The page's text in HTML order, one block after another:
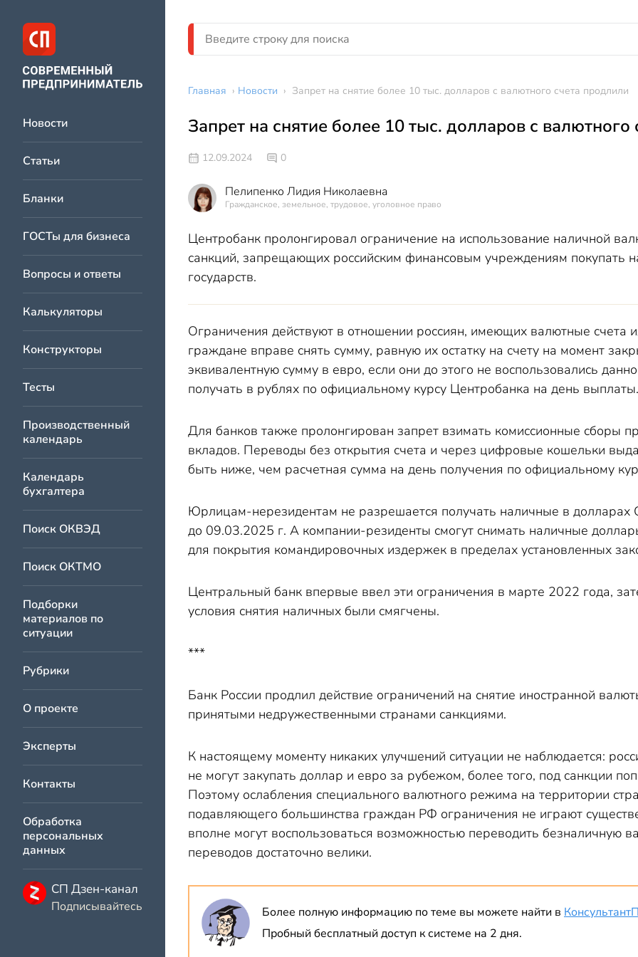
Новости
Статьи
Бланки
ГОСТы для бизнеса
Вопросы и ответы
Калькуляторы
Конструкторы
Тесты
Производственный
календарь
Календарь
бухгалтера
Поиск ОКВЭД
Поиск ОКТМО
Подборки
материалов по
ситуации
Рубрики
О проекте
Эксперты
Контакты
Обработка
персональных
данных
СП Дзен-канал
Подписывайтесь
Главная › Новости › Запрет на снятие более 10 тыс. долларов с валютного счета продлили
Запрет на снятие более 10 тыс. долларов с валютного
12.09.2024 0
Пелипенко Лидия Николаевна
Гражданское, земельное, трудовое, уголовное право
Центробанк пролонгировал ограничение на использование наличной
санкций, запрещающих российским финансовым учреждениям покупать
государств.
Ограничения действуют в отношении россиян, имеющих валютные счета
граждане вправе снять сумму, равную их остатку на счету на момент
эквивалентную сумму в евро, если они до этого не воспользовались
получать в рублях по официальному курсу Центробанка на день выплаты.
Для банков также пролонгирован запрет взимать комиссионные сборы
вкладов. Переводы без открытия счета и через цифровые кошельки
быть ниже, чем расчетная сумма на день получения по официальному
Юрлицам-нерезидентам не разрешается получать наличные в долларах
до 09.03.2025 г. А компании-резиденты смогут снимать наличные
для покрытия командировочных издержек в пределах установленных
Центральный банк впервые ввел эти ограничения в марте 2022 года,
условия снятия наличных были смягчены.
***
Банк России продлил действие ограничений на снятие иностранной
принятыми недружественными странами санкциями.
К настоящему моменту никаких улучшений ситуации не наблюдается:
не могут закупать доллар и евро за рубежом, более того, под санкции
Поэтому ослабления специального валютного режима на территории
подавляющего большинства граждан РФ ограничения не играют
вполне могут воспользоваться возможностью переводить безналичную
переводов достаточно велики.
Более полную информацию по теме вы можете найти в
Пробный бесплатный доступ к системе на 2 дня.